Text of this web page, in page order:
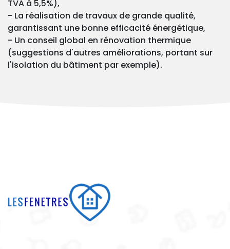
TVA à 5,5%),
- La réalisation de travaux de grande qualité,
garantissant une bonne efficacité énergétique,
- Un conseil global en rénovation thermique
(suggestions d'autres améliorations, portant sur
l'isolation du bâtiment par exemple).